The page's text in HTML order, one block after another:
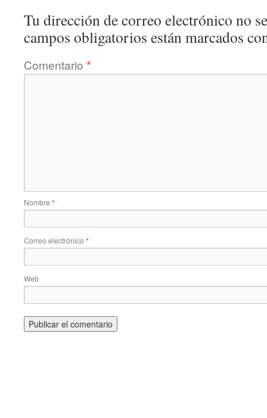
Tu dirección de correo electrónico no
campos obligatorios están marcados
Comentario *
Nombre *
Correo electrónico *
Web